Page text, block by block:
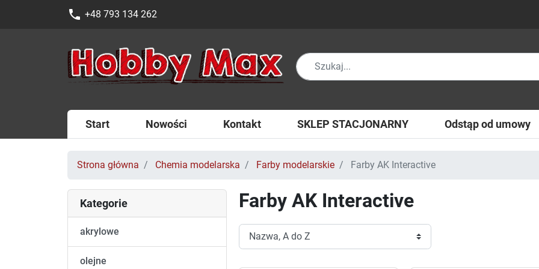
phone +48 793 134 262
Start Nowości Kontakt SKLEP STACJONARNY Odstąp od umowy
Strona główna Chemia modelarska Farby modelarskie Farby AK Interactive
Kategorie
akrylowe
olejne
Farby AK Interactive